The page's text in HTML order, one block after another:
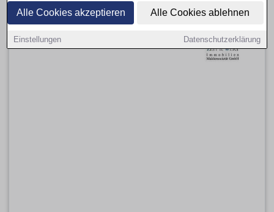
Alle Cookies akzeptieren Alle Cookies ablehnen
Einstellungen Datenschutzerklärung
Angebote mit passender Ausstattung.